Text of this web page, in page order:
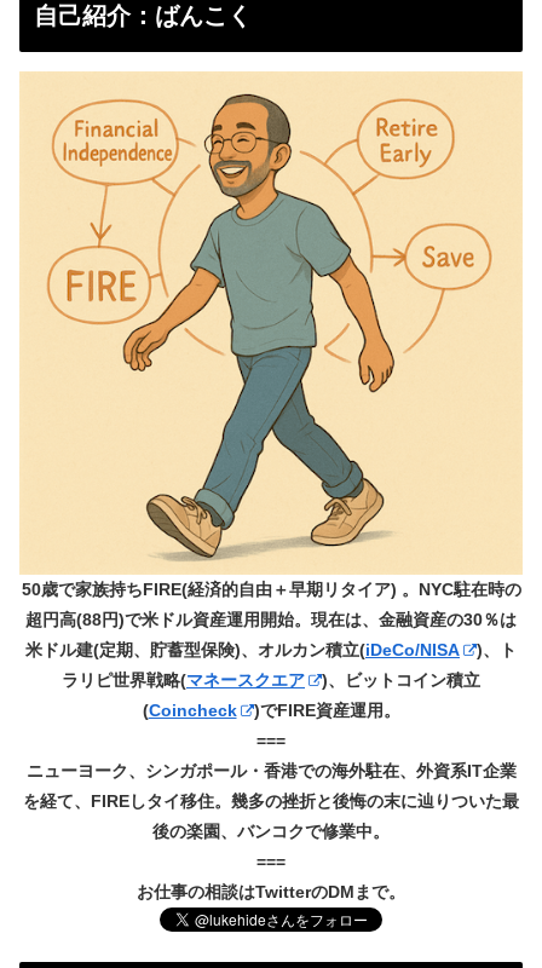
自己紹介：ばんこく
50歳で家族持ちFIRE(経済的自由＋早期リタイア) 。NYC駐在時の
超円高(88円)で米ドル資産運用開始。現在は、金融資産の30％は
米ドル建(定期、貯蓄型保険)、オルカン積立(iDeCo/NISA
)、ト
ラリピ世界戦略(マネースクエア
)、ビットコイン積立
(Coincheck
)でFIRE資産運用。
===
ニューヨーク、シンガポール・香港での海外駐在、外資系IT企業
を経て、FIREしタイ移住。幾多の挫折と後悔の末に辿りついた最
後の楽園、バンコクで修業中。
===
お仕事の相談はTwitterのDMまで。